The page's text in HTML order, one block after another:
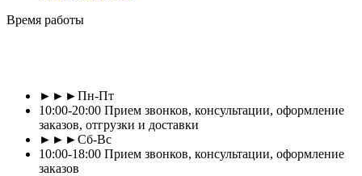
Время работы
►►►Пн-Пт
10:00-20:00 Прием звонков, консультации, оформление
заказов, отгрузки и доставки
►►►Сб-Вс
10:00-18:00 Прием звонков, консультации, оформление
заказов